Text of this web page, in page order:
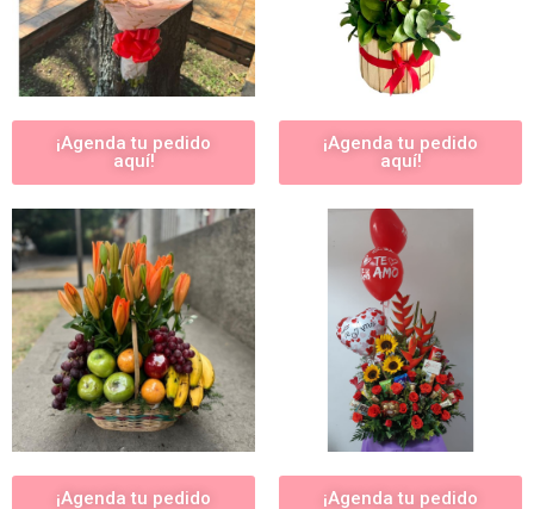
¡Agenda tu pedido
aquí!
¡Agenda tu pedido
aquí!
¡Agenda tu pedido
¡Agenda tu pedido